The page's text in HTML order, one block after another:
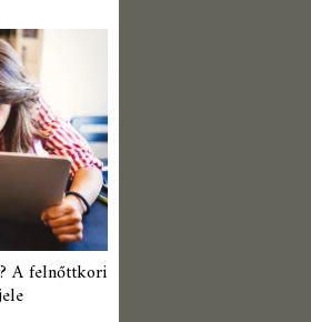
A felnőttkori